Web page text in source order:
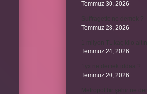
Temmuz 30, 2026
Temmuz 28, 2026
Temmuz 24, 2026
Temmuz 20, 2026